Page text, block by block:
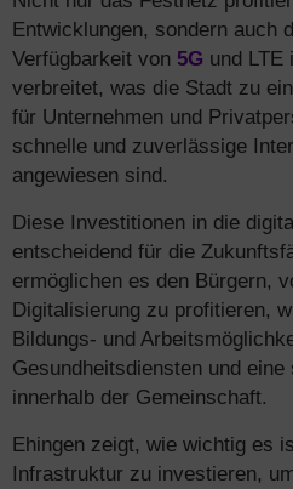
Entwicklungen, sondern auch
Verfügbarkeit von 5G und LTE
verbreitet, was die Stadt zu
für Unternehmen und
schnelle und zuverlässige
angewiesen sind.
Diese Investitionen in die
entscheidend für die
ermöglichen es den Bürgern,
Digitalisierung zu profitieren,
Bildungs- und
Gesundheitsdiensten und
innerhalb der Gemeinschaft.
Ehingen zeigt, wie wichtig es
Infrastruktur zu investieren,